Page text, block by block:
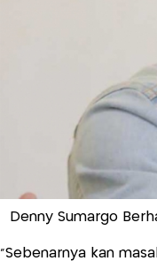
Denny Sumargo
“Sebenarnya kan